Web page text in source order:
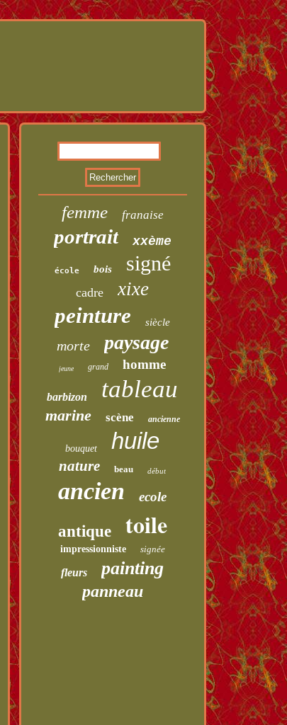
femme franaise
portrait xxème
école bois signé
cadre xixe
peinture siècle
morte paysage
jeune grand homme
barbizon tableau
marine scène ancienne
bouquet huile
nature beau début
ancien ecole
antique toile
impressionniste signée
fleurs painting
panneau